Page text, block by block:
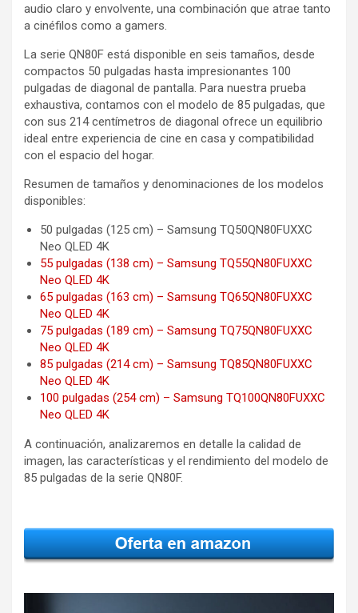
audio claro y envolvente, una combinación que atrae tanto
a cinéfilos como a gamers.
La serie QN80F está disponible en seis tamaños, desde
compactos 50 pulgadas hasta impresionantes 100
pulgadas de diagonal de pantalla. Para nuestra prueba
exhaustiva, contamos con el modelo de 85 pulgadas, que
con sus 214 centímetros de diagonal ofrece un equilibrio
ideal entre experiencia de cine en casa y compatibilidad
con el espacio del hogar.
Resumen de tamaños y denominaciones de los modelos
disponibles:
50 pulgadas (125 cm) – Samsung TQ50QN80FUXXC
Neo QLED 4K
55 pulgadas (138 cm) – Samsung TQ55QN80FUXXC
Neo QLED 4K
65 pulgadas (163 cm) – Samsung TQ65QN80FUXXC
Neo QLED 4K
75 pulgadas (189 cm) – Samsung TQ75QN80FUXXC
Neo QLED 4K
85 pulgadas (214 cm) – Samsung TQ85QN80FUXXC
Neo QLED 4K
100 pulgadas (254 cm) – Samsung TQ100QN80FUXXC
Neo QLED 4K
A continuación, analizaremos en detalle la calidad de
imagen, las características y el rendimiento del modelo de
85 pulgadas de la serie QN80F.